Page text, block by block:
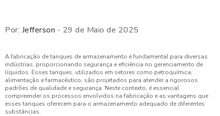
Por: Jefferson - 29 de Maio de 2025
A fabricação de tanques de armazenamento é fundamental para diversas
indústrias, proporcionando segurança e eficiência no gerenciamento de
líquidos. Esses tanques, utilizados em setores como petroquímica,
alimentação e farmacêutico, são projetados para atender a rigorosos
padrões de qualidade e segurança. Neste contexto, é essencial
compreender os processos envolvidos na fabricação e as vantagens que
esses tanques oferecem para o armazenamento adequado de diferentes
substâncias.